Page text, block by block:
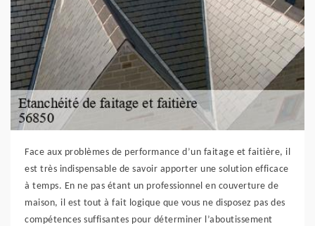
Face aux problèmes de performance d’un faitage et faitière, il
est très indispensable de savoir apporter une solution efficace
à temps. En ne pas étant un professionnel en couverture de
maison, il est tout à fait logique que vous ne disposez pas des
compétences suffisantes pour déterminer l’aboutissement